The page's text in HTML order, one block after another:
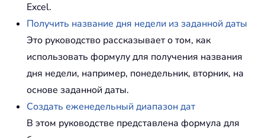
Excel.
Получить название дня недели из заданной даты
Это руководство рассказывает о том, как
использовать формулу для получения названия
дня недели, например, понедельник, вторник, на
основе заданной даты.
Создать еженедельный диапазон дат
В этом руководстве представлена формула для